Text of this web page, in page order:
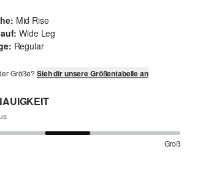
Mid Rise
Wide Leg
Regular
Größe? Sieh dir unsere Größentabelle an
Groß